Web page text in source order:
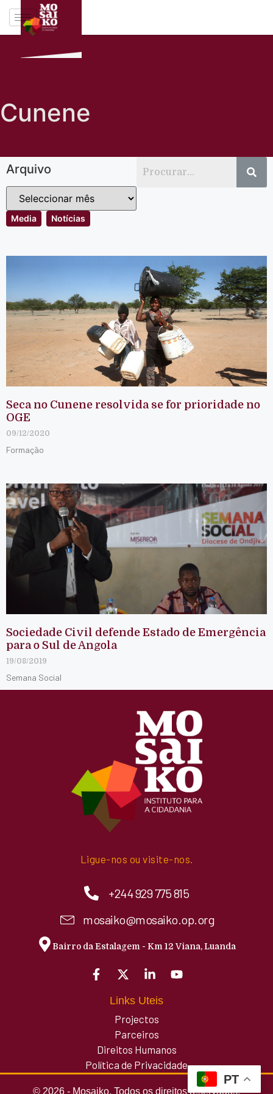
Cunene
Arquivo
Media Notícias
Seca no Cunene resolvida se for prioridade no
OGE
09/12/2020
Formação
Sociedade Civil defende Estado de Emergência
para o Sul de Angola
19/08/2019
Semana Social
Ligue-nos ou visite-nos.
+244 929 775 815
mosaiko@mosaiko.op.org
Bairro da Estalagem - Km 12 Viana, Luanda
Links Uteis
Projectos
Parceiros
Direitos Humanos
Política de Privacidade
© 2026 - Mosaiko. Todos os direitos reservados.
PT